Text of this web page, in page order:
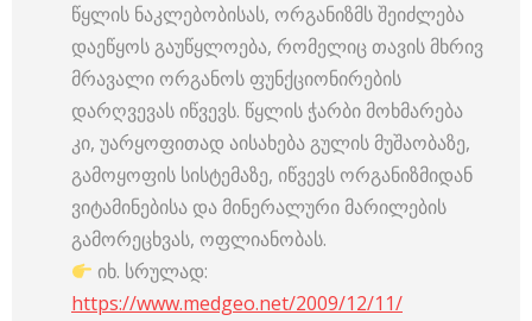
წყლის ნაკლებობისას, ორგანიზმს შეიძლება
დაეწყოს გაუწყლოება, რომელიც თავის მხრივ
მრავალი ორგანოს ფუნქციონირების
დარღვევას იწვევს. წყლის ჭარბი მოხმარება
კი, უარყოფითად აისახება გულის მუშაობაზე,
გამოყოფის სისტემაზე, იწვევს ორგანიზმიდან
ვიტამინებისა და მინერალური მარილების
გამორეცხვას, ოფლიანობას.
იხ. სრულად:
https://www.medgeo.net/2009/12/11/